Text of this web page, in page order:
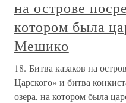
на острове
котором была
Мешико
18. Битва казаков на
Царского» и битва
озера, на котором была